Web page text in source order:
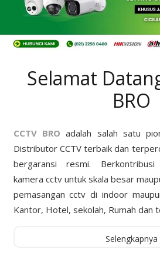
Selamat
BRO
CCTV BRO adalah salah satu
Distributor CCTV terbaik dan
bergaransi resmi. Berkontribusi
kamera cctv untuk skala besar
pemasangan cctv di indoor
Kantor, Hotel, sekolah, Rumah dan
Selengkapnya